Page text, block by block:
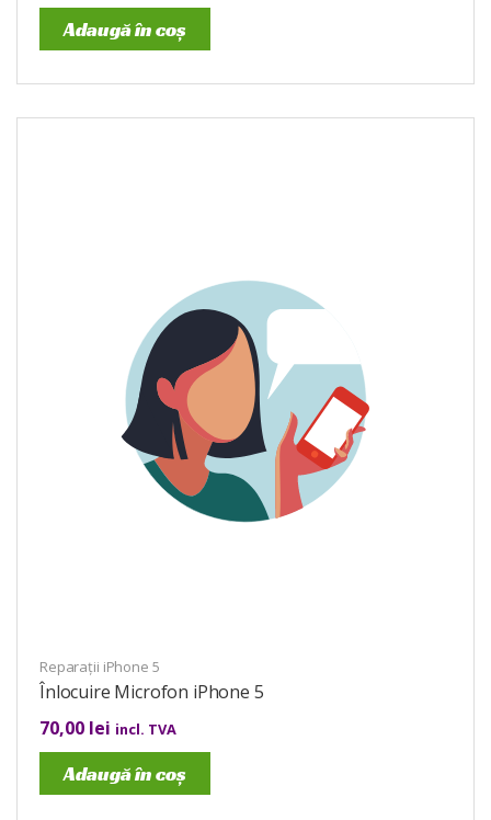
Adaugă în coș
Reparații iPhone 5
Înlocuire Microfon iPhone 5
70,00 lei incl. TVA
Adaugă în coș